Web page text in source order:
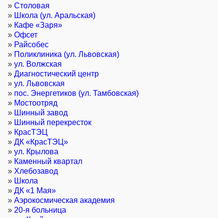
» Столовая
» Школа (ул. Аральская)
» Кафе «Заря»
» Офсет
» Райсобес
» Поликлиника (ул. Львовская)
» ул. Волжская
» Диагностический центр
» ул. Львовская
» пос. Энергетиков (ул. Тамбовская)
» Мостоотряд
» Шинный завод
» Шинный перекресток
» КрасТЭЦ
» ДК «КрасТЭЦ»
» ул. Крылова
» Каменный квартал
» Хлебозавод
» Школа
» ДК «1 Мая»
» Аэрокосмическая академия
» 20-я больница